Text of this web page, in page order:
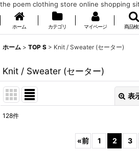
the poem clothing store online shopping
ホーム カテゴリ マイページ 商品検
ホーム > TOP S > Knit / Sweater (セーター)
Knit / Sweater (セーター)
表
128件
«前 1 2 3